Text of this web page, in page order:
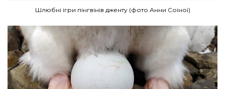
Шлюбні ігри пінгвінів дженту (фото Анни Соіної)